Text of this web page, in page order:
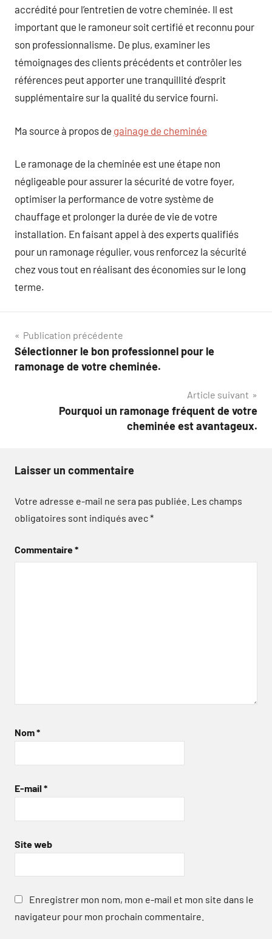
accrédité pour l’entretien de votre cheminée. Il est
important que le ramoneur soit certifié et reconnu pour
son professionnalisme. De plus, examiner les
témoignages des clients précédents et contrôler les
références peut apporter une tranquillité d’esprit
supplémentaire sur la qualité du service fourni.
Ma source à propos de gainage de cheminée
Le ramonage de la cheminée est une étape non
négligeable pour assurer la sécurité de votre foyer,
optimiser la performance de votre système de
chauffage et prolonger la durée de vie de votre
installation. En faisant appel à des experts qualifiés
pour un ramonage régulier, vous renforcez la sécurité
chez vous tout en réalisant des économies sur le long
terme.
Navigation
de
Publication précédente
Sélectionner le bon professionnel pour le
ramonage de votre cheminée.
Article suivant
Pourquoi un ramonage fréquent de votre
cheminée est avantageux.
Laisser un commentaire
Votre adresse e-mail ne sera pas publiée. Les champs
obligatoires sont indiqués avec*
Commentaire*
Nom*
E-mail *
Site web
Enregistrer mon nom, mon e-mail et mon site dans le
navigateur pour mon prochain commentaire.